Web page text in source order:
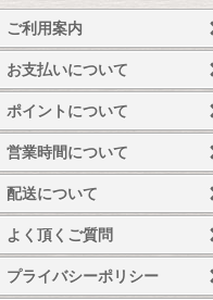
ご利用案内
お支払いについて
ポイントについて
営業時間について
配送について
よく頂くご質問
プライバシーポリシー